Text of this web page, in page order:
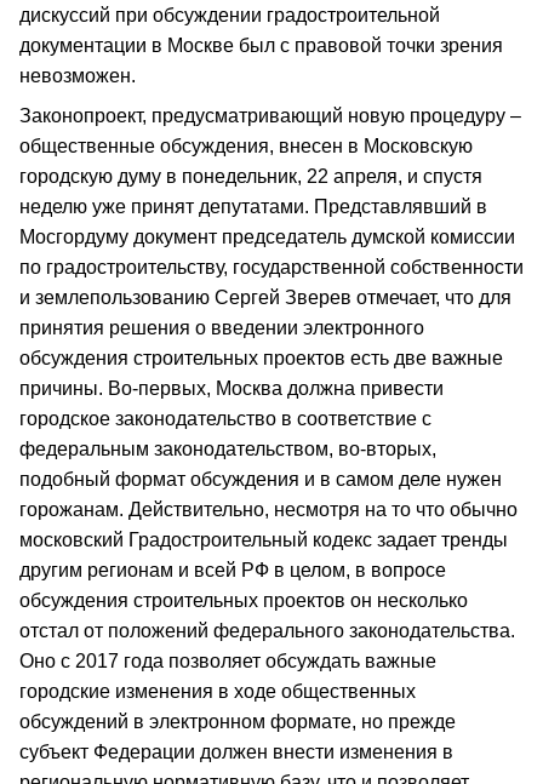
дискуссий при обсуждении градостроительной
документации в Москве был с правовой точки зрения
невозможен.
Законопроект, предусматривающий новую процедуру –
общественные обсуждения, внесен в Московскую
городскую думу в понедельник, 22 апреля, и спустя
неделю уже принят депутатами. Представлявший в
Мосгордуму документ председатель думской комиссии
по градостроительству, государственной собственности
и землепользованию Сергей Зверев отмечает, что для
принятия решения о введении электронного
обсуждения строительных проектов есть две важные
причины. Во-первых, Москва должна привести
городское законодательство в соответствие с
федеральным законодательством, во-вторых,
подобный формат обсуждения и в самом деле нужен
горожанам. Действительно, несмотря на то что обычно
московский Градостроительный кодекс задает тренды
другим регионам и всей РФ в целом, в вопросе
обсуждения строительных проектов он несколько
отстал от положений федерального законодательства.
Оно с 2017 года позволяет обсуждать важные
городские изменения в ходе общественных
обсуждений в электронном формате, но прежде
субъект Федерации должен внести изменения в